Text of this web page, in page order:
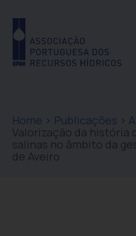
Home > Publicações >
Valorização da história
salinas no âmbito da
de Aveiro